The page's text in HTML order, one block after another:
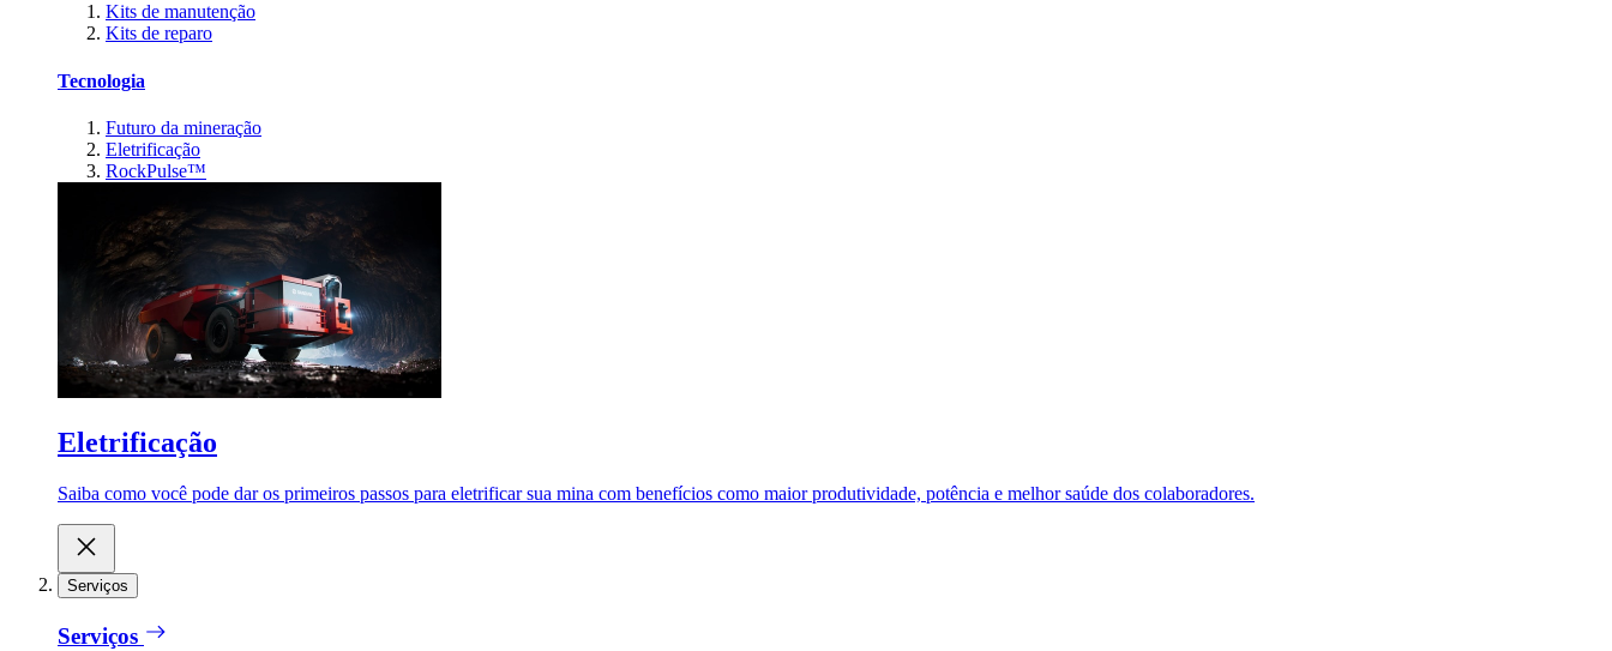
Kits de manutenção
Kits de reparo
Tecnologia
Futuro da mineração
Eletrificação
RockPulse™
Eletrificação
Saiba como você pode dar os primeiros passos para eletrificar sua mina com benefícios como maior produtividade, potência e melhor saúde dos colaboradores.
Serviços
Serviços